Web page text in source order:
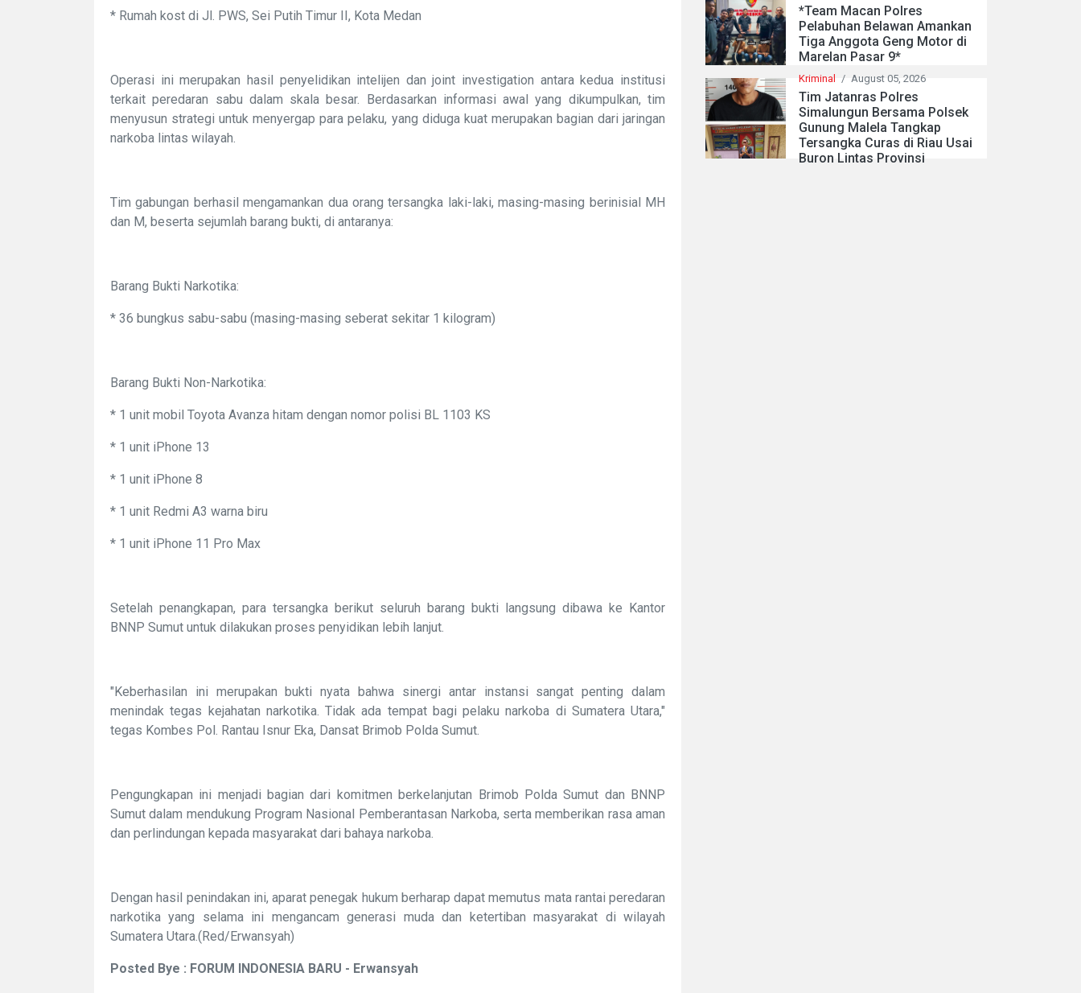
* Rumah kost di Jl. PWS, Sei Putih Timur II, Kota Medan
Operasi ini merupakan hasil penyelidikan intelijen dan joint investigation antara kedua institusi
terkait peredaran sabu dalam skala besar. Berdasarkan informasi awal yang dikumpulkan, tim
menyusun strategi untuk menyergap para pelaku, yang diduga kuat merupakan bagian dari jaringan
narkoba lintas wilayah.
Tim gabungan berhasil mengamankan dua orang tersangka laki-laki, masing-masing berinisial MH
dan M, beserta sejumlah barang bukti, di antaranya:
Barang Bukti Narkotika:
* 36 bungkus sabu-sabu (masing-masing seberat sekitar 1 kilogram)
Barang Bukti Non-Narkotika:
* 1 unit mobil Toyota Avanza hitam dengan nomor polisi BL 1103 KS
* 1 unit iPhone 13
* 1 unit iPhone 8
* 1 unit Redmi A3 warna biru
* 1 unit iPhone 11 Pro Max
Setelah penangkapan, para tersangka berikut seluruh barang bukti langsung dibawa ke Kantor
BNNP Sumut untuk dilakukan proses penyidikan lebih lanjut.
"Keberhasilan ini merupakan bukti nyata bahwa sinergi antar instansi sangat penting dalam
menindak tegas kejahatan narkotika. Tidak ada tempat bagi pelaku narkoba di Sumatera Utara,"
tegas Kombes Pol. Rantau Isnur Eka, Dansat Brimob Polda Sumut.
Pengungkapan ini menjadi bagian dari komitmen berkelanjutan Brimob Polda Sumut dan BNNP
Sumut dalam mendukung Program Nasional Pemberantasan Narkoba, serta memberikan rasa aman
dan perlindungan kepada masyarakat dari bahaya narkoba.
Dengan hasil penindakan ini, aparat penegak hukum berharap dapat memutus mata rantai peredaran
narkotika yang selama ini mengancam generasi muda dan ketertiban masyarakat di wilayah
Sumatera Utara.(Red/Erwansyah)
Posted Bye : FORUM INDONESIA BARU - Erwansyah
*Team Macan Polres
Pelabuhan Belawan Amankan
Tiga Anggota Geng Motor di
Marelan Pasar 9*
Kriminal / August 05, 2026
Tim Jatanras Polres
Simalungun Bersama Polsek
Gunung Malela Tangkap
Tersangka Curas di Riau Usai
Buron Lintas Provinsi